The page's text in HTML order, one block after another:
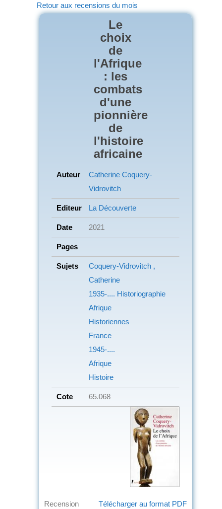
Retour aux recensions du mois
Le
choix
de
l'Afrique
: les
combats
d'une
pionnière
de
l'histoire
africaine
Auteur
Catherine Coquery-
Vidrovitch
Editeur La Découverte
Date 2021
Pages
Sujets
Coquery-Vidrovitch ,
Catherine
1935-.... Historiographie
Afrique
Historiennes
France
1945-....
Afrique
Histoire
Cote 65.068
Télécharger au format PDF
Recension